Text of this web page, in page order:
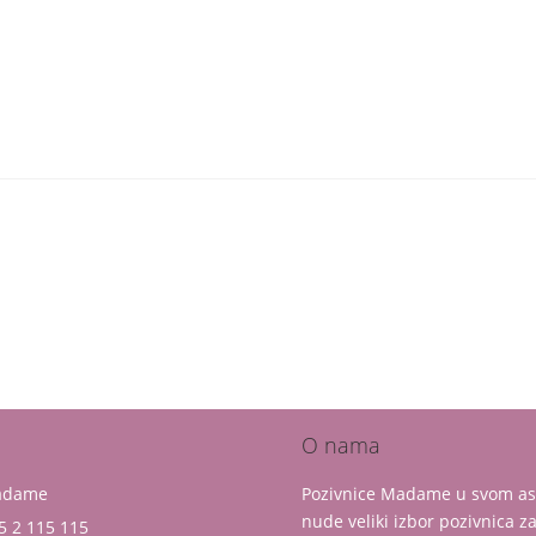
2 115 115
O nama
Pozivnice Madame u svom
nude veliki izbor pozivnica